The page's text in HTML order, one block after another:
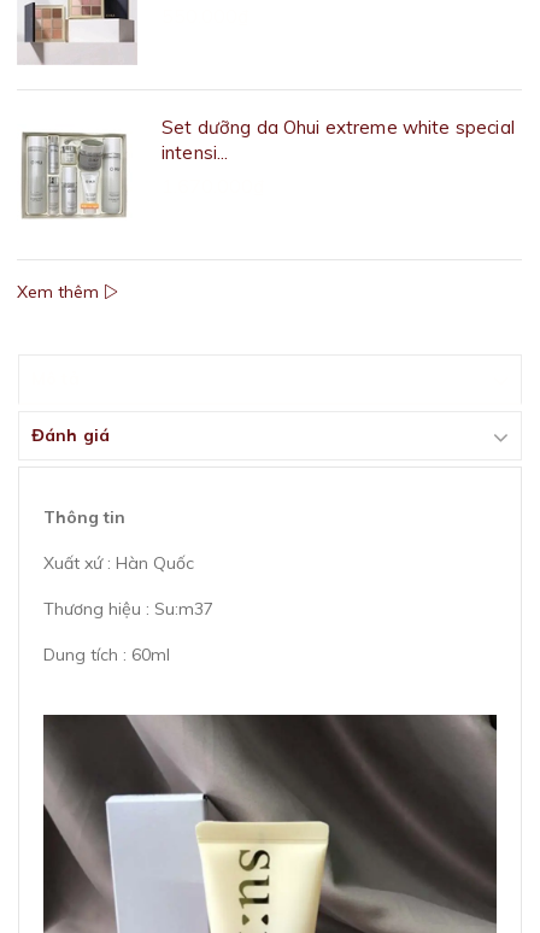
Set dưỡng da Ohui extreme white special
intensi...
Xem thêm
Đánh giá
Thông tin
Xuất xứ : Hàn Quốc
Thương hiệu : Su:m37
Dung tích : 60ml